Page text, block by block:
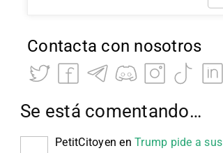
Contacta con nosotros
Se está comentando…
PetitCitoyen en Trump pide a sus